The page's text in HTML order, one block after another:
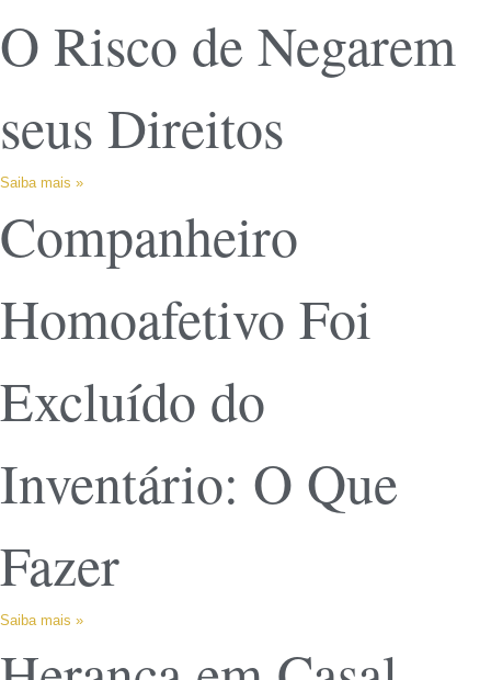
O Risco de Negarem
seus Direitos
Saiba mais »
Companheiro
Homoafetivo Foi
Excluído do
Inventário: O Que
Fazer
Saiba mais »